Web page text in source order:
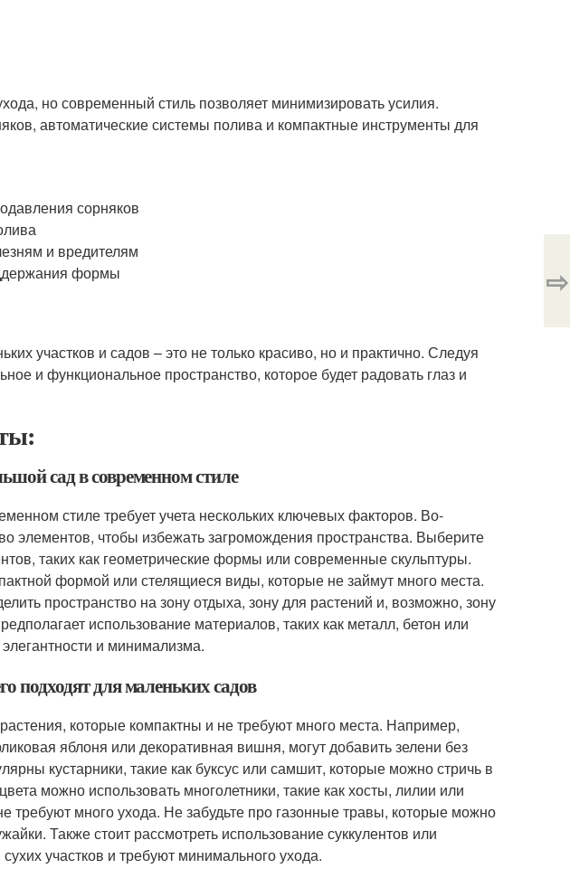
но современный стиль позволяет минимизировать усилия.
автоматические системы полива и компактные инструменты для
сорняков
и вредителям
формы
участков и садов – это не только красиво, но и практично. Следуя
и функциональное пространство, которое будет радовать глаз и
сад в современном стиле
стиле требует учета нескольких ключевых факторов. Во-
элементов, чтобы избежать загромождения пространства. Выберите
таких как геометрические формы или современные скульптуры.
формой или стелящиеся виды, которые не займут много места.
пространство на зону отдыха, зону для растений и, возможно, зону
использование материалов, таких как металл, бетон или
и минимализма.
подходят для маленьких садов
которые компактны и не требуют много места. Например,
яблоня или декоративная вишня, могут добавить зелени без
кустарники, такие как буксус или самшит, которые можно стричь в
можно использовать многолетники, такие как хосты, лилии или
требуют много ухода. Не забудьте про газонные травы, которые можно
Также стоит рассмотреть использование суккулентов или
участков и требуют минимального ухода.
⇨